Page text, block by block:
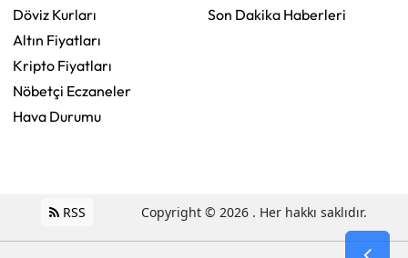
Döviz Kurları
Altın Fiyatları
Kripto Fiyatları
Nöbetçi Eczaneler
Hava Durumu
Son Dakika Haberleri
RSS Copyright © 2026 . Her hakkı saklıdır.